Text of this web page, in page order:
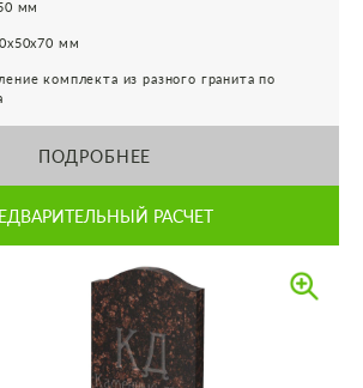
мм
мм
комплекта из разного гранита по
ПОДРОБНЕЕ
РАСЧЕТ